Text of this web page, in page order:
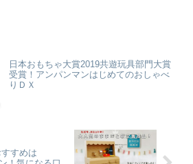
日本おもちゃ大賞2019共遊玩具部門大賞
受賞！アンパンマンはじめてのおしゃべ
りＤＸ
すめは